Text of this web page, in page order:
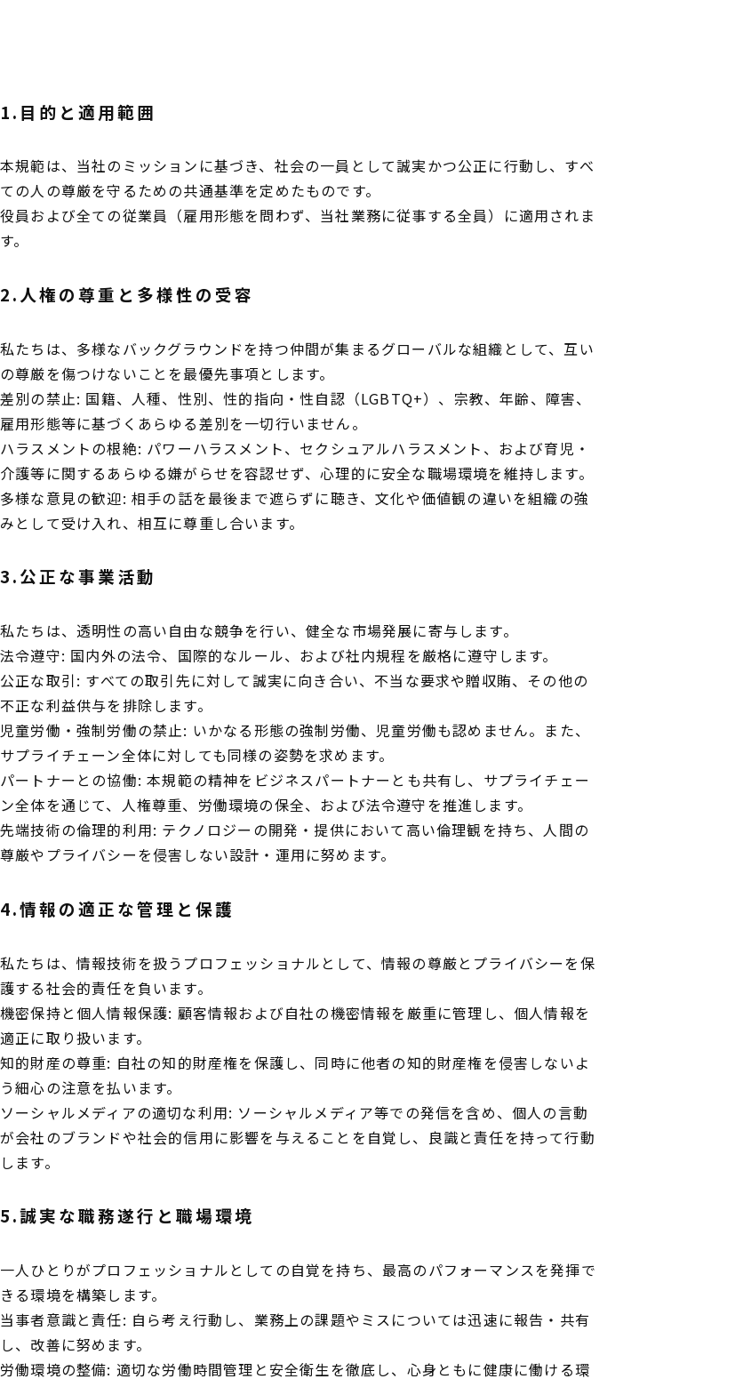
1.目的と適用範囲
本規範は、当社のミッションに基づき、社会の一員として誠実かつ公正に行動し、すべ
ての人の尊厳を守るための共通基準を定めたものです。
役員および全ての従業員（雇用形態を問わず、当社業務に従事する全員）に適用されま
す。
2.人権の尊重と多様性の受容
私たちは、多様なバックグラウンドを持つ仲間が集まるグローバルな組織として、互い
の尊厳を傷つけないことを最優先事項とします。
差別の禁止: 国籍、人種、性別、性的指向・性自認（LGBTQ+）、宗教、年齢、障害、
雇用形態等に基づくあらゆる差別を一切行いません。
ハラスメントの根絶: パワーハラスメント、セクシュアルハラスメント、および育児・
介護等に関するあらゆる嫌がらせを容認せず、心理的に安全な職場環境を維持します。
多様な意見の歓迎: 相手の話を最後まで遮らずに聴き、文化や価値観の違いを組織の強
みとして受け入れ、相互に尊重し合います。
3.公正な事業活動
私たちは、透明性の高い自由な競争を行い、健全な市場発展に寄与します。
法令遵守: 国内外の法令、国際的なルール、および社内規程を厳格に遵守します。
公正な取引: すべての取引先に対して誠実に向き合い、不当な要求や贈収賄、その他の
不正な利益供与を排除します。
児童労働・強制労働の禁止: いかなる形態の強制労働、児童労働も認めません。また、
サプライチェーン全体に対しても同様の姿勢を求めます。
パートナーとの協働: 本規範の精神をビジネスパートナーとも共有し、サプライチェー
ン全体を通じて、人権尊重、労働環境の保全、および法令遵守を推進します。
先端技術の倫理的利用: テクノロジーの開発・提供において高い倫理観を持ち、人間の
尊厳やプライバシーを侵害しない設計・運用に努めます。
4.情報の適正な管理と保護
私たちは、情報技術を扱うプロフェッショナルとして、情報の尊厳とプライバシーを保
護する社会的責任を負います。
機密保持と個人情報保護: 顧客情報および自社の機密情報を厳重に管理し、個人情報を
適正に取り扱います。
知的財産の尊重: 自社の知的財産権を保護し、同時に他者の知的財産権を侵害しないよ
う細心の注意を払います。
ソーシャルメディアの適切な利用: ソーシャルメディア等での発信を含め、個人の言動
が会社のブランドや社会的信用に影響を与えることを自覚し、良識と責任を持って行動
します。
5.誠実な職務遂行と職場環境
一人ひとりがプロフェッショナルとしての自覚を持ち、最高のパフォーマンスを発揮で
きる環境を構築します。
当事者意識と責任: 自ら考え行動し、業務上の課題やミスについては迅速に報告・共有
し、改善に努めます。
労働環境の整備: 適切な労働時間管理と安全衛生を徹底し、心身ともに健康に働ける環